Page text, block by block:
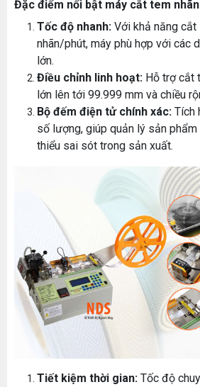
Đặc điểm nổi bật máy cắt tem
Tốc độ nhanh: Với khả năng
nhãn/phút, máy phù hợp với các
lớn.
Điều chỉnh linh hoạt: Hỗ trợ cắt
lớn lên tới 99.999 mm và chiều
Bộ đếm điện tử chính xác: Tích
số lượng, giúp quản lý sản
thiểu sai sót trong sản xuất.
Tiết kiệm thời gian: Tốc độ